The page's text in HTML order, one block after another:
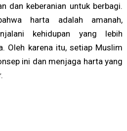
dan keberanian untuk berbagi.
harta adalah amanah,
kehidupan yang lebih
Oleh karena itu, setiap Muslim
ini dan menjaga harta yang